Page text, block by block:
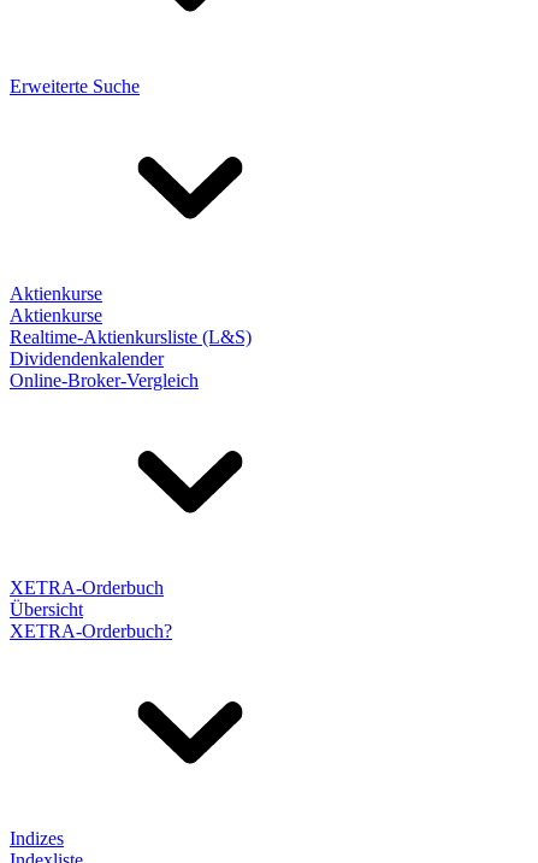
Erweiterte Suche
Aktienkurse
Aktienkurse
Realtime-Aktienkursliste (L&S)
Dividendenkalender
Online-Broker-Vergleich
XETRA-Orderbuch
Übersicht
XETRA-Orderbuch?
Indizes